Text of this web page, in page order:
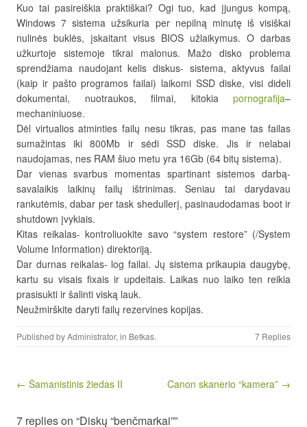
Kuo tai pasireiškia praktiškai? Ogi tuo, kad įjungus kompą,
Windows 7 sistema užsikuria per nepilną minutę iš visiškai
nulinės buklės, įskaitant visus BIOS užlaikymus. O darbas
užkurtoje sistemoje tikrai malonus. Mažo disko problema
sprendžiama naudojant kelis diskus- sistema, aktyvus failai
(kaip ir pašto programos failai) laikomi SSD diske, visi dideli
dokumentai, nuotraukos, filmai, kitokia pornografija–
mechaniniuose.
Dėl virtualios atminties failų nesu tikras, pas mane tas failas
sumažintas iki 800Mb ir sėdi SSD diske. Jis ir nelabai
naudojamas, nes RAM šiuo metu yra 16Gb (64 bitų sistema).
Dar vienas svarbus momentas spartinant sistemos darbą-
savalaikis laikinų failų ištrinimas. Seniau tai darydavau
rankutėmis, dabar per task shedullerį, pasinaudodamas boot ir
shutdown įvykiais.
Kitas reikalas- kontroliuokite savo “system restore” (/System
Volume Information) direktoriją.
Dar durnas reikalas- log failai. Jų sistema prikaupia daugybę,
kartu su visais fixais ir updeitais. Laikas nuo laiko ten reikia
prasisukti ir šalinti viską lauk.
Neužmirškite daryti failų rezervines kopijas.
Published byAdministrator, in Betkas. 7 Replies
Post navigation
← Šamanistinis žiedas II Canon skanerio “kamera” →
7 replies on “Diskų “benčmarkai””